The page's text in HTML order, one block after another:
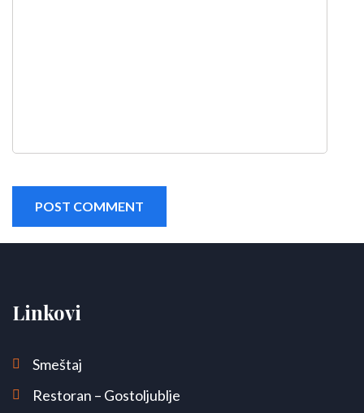
POST COMMENT
Linkovi
Smeštaj
Restoran – Gostoljublje